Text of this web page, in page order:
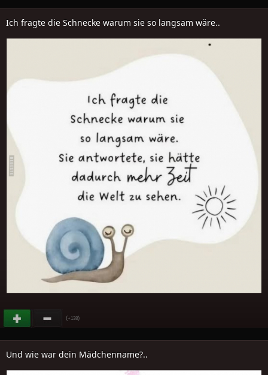
Ich fragte die Schnecke warum sie so langsam wäre..
(+138)
Und wie war dein Mädchenname?..